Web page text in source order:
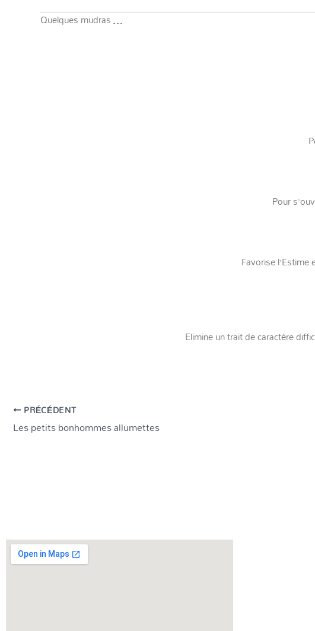
Quelques mudras …
Pour
Favorise
Elimine un trait de caractère
PRÉCÉDENT
Les petits bonhommes allumettes